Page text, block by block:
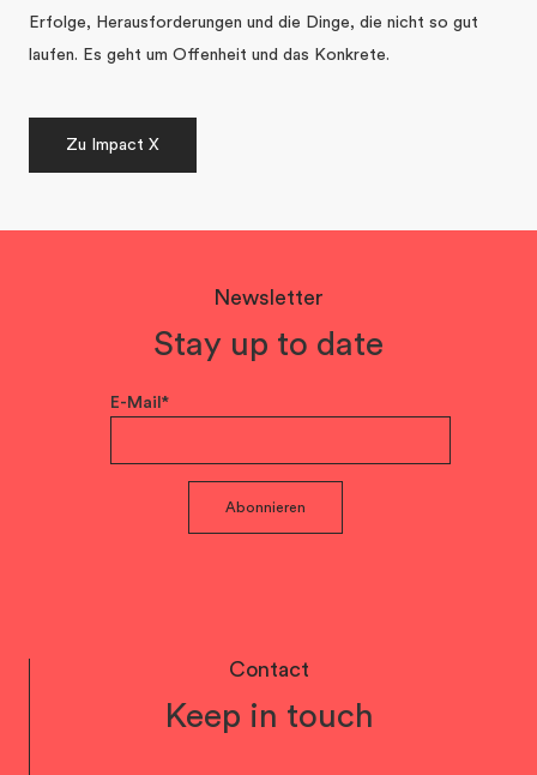
Erfolge, Herausforderungen und die Dinge, die nicht so gut
laufen. Es geht um Offenheit und das Konkrete.
Zu Impact X
Newsletter
Stay up to date
E-Mail*
Abonnieren
Contact
Keep in touch